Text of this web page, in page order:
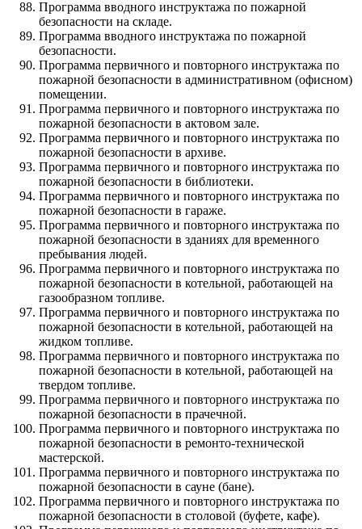
Программа вводного инструктажа по пожарной
безопасности на складе.
Программа вводного инструктажа по пожарной
безопасности.
Программа первичного и повторного инструктажа по
пожарной безопасности в административном (офисном)
помещении.
Программа первичного и повторного инструктажа по
пожарной безопасности в актовом зале.
Программа первичного и повторного инструктажа по
пожарной безопасности в архиве.
Программа первичного и повторного инструктажа по
пожарной безопасности в библиотеки.
Программа первичного и повторного инструктажа по
пожарной безопасности в гараже.
Программа первичного и повторного инструктажа по
пожарной безопасности в зданиях для временного
пребывания людей.
Программа первичного и повторного инструктажа по
пожарной безопасности в котельной, работающей на
газообразном топливе.
Программа первичного и повторного инструктажа по
пожарной безопасности в котельной, работающей на
жидком топливе.
Программа первичного и повторного инструктажа по
пожарной безопасности в котельной, работающей на
твердом топливе.
Программа первичного и повторного инструктажа по
пожарной безопасности в прачечной.
Программа первичного и повторного инструктажа по
пожарной безопасности в ремонто-технической
мастерской.
Программа первичного и повторного инструктажа по
пожарной безопасности в сауне (бане).
Программа первичного и повторного инструктажа по
пожарной безопасности в столовой (буфете, кафе).